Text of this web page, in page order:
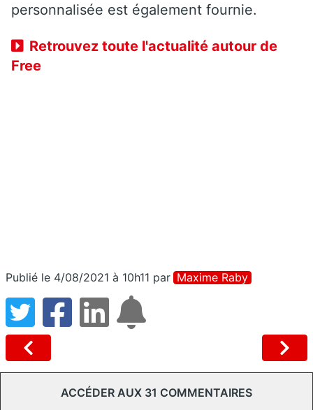
personnalisée est également fournie.
Retrouvez toute l'actualité autour de
Free
Publié le 4/08/2021 à 10h11 par Maxime Raby
ACCÉDER AUX 31 COMMENTAIRES